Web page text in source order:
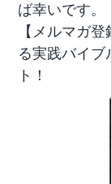
ば幸いです。
【メルマガ
る実践バイブ
ト！